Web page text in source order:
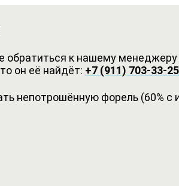
к нашему
он её найдёт: +7 (911) 703-33-25
непотрошённую форель (60% с